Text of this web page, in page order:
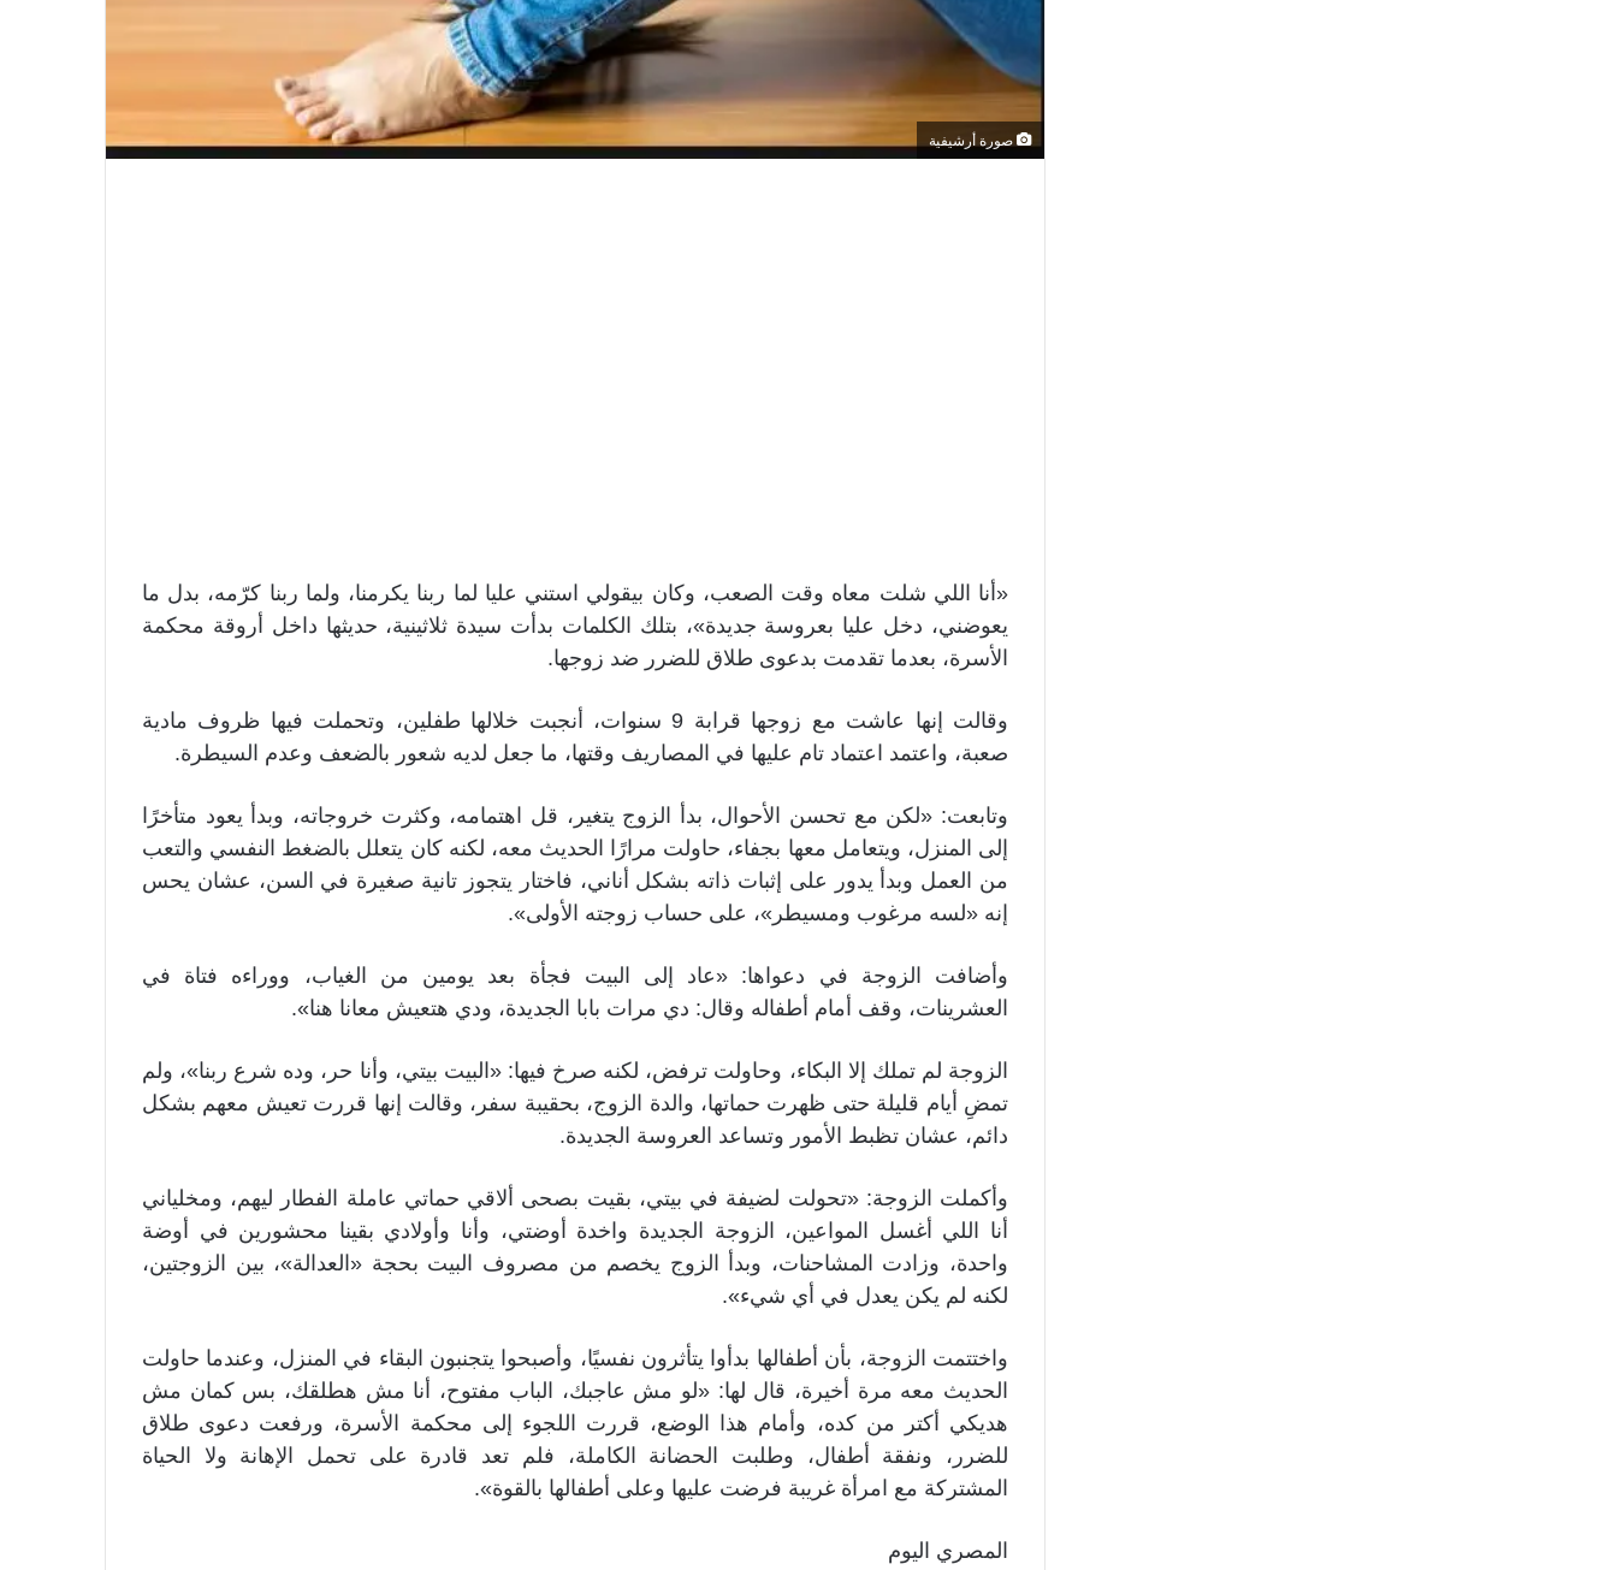
صورة أرشيفية
«أنا اللي شلت معاه وقت الصعب، وكان بيقولي استني عليا لما ربنا يكرمنا، ولما ربنا كرّمه، بدل ما
يعوضني، دخل عليا بعروسة جديدة»، بتلك الكلمات بدأت سيدة ثلاثينية، حديثها داخل أروقة محكمة
الأسرة، بعدما تقدمت بدعوى طلاق للضرر ضد زوجها.
وقالت إنها عاشت مع زوجها قرابة 9 سنوات، أنجبت خلالها طفلين، وتحملت فيها ظروف مادية
صعبة، واعتمد اعتماد تام عليها في المصاريف وقتها، ما جعل لديه شعور بالضعف وعدم السيطرة.
وتابعت: «لكن مع تحسن الأحوال، بدأ الزوج يتغير، قل اهتمامه، وكثرت خروجاته، وبدأ يعود متأخرًا
إلى المنزل، ويتعامل معها بجفاء، حاولت مرارًا الحديث معه، لكنه كان يتعلل بالضغط النفسي والتعب
من العمل وبدأ يدور على إثبات ذاته بشكل أناني، فاختار يتجوز تانية صغيرة في السن، عشان يحس
إنه «لسه مرغوب ومسيطر»، على حساب زوجته الأولى».
وأضافت الزوجة في دعواها: «عاد إلى البيت فجأة بعد يومين من الغياب، ووراءه فتاة في
العشرينات، وقف أمام أطفاله وقال: دي مرات بابا الجديدة، ودي هتعيش معانا هنا».
الزوجة لم تملك إلا البكاء، وحاولت ترفض، لكنه صرخ فيها: «البيت بيتي، وأنا حر، وده شرع ربنا»، ولم
تمضِ أيام قليلة حتى ظهرت حماتها، والدة الزوج، بحقيبة سفر، وقالت إنها قررت تعيش معهم بشكل
دائم، عشان تظبط الأمور وتساعد العروسة الجديدة.
وأكملت الزوجة: «تحولت لضيفة في بيتي، بقيت بصحى ألاقي حماتي عاملة الفطار ليهم، ومخلياني
أنا اللي أغسل المواعين، الزوجة الجديدة واخدة أوضتي، وأنا وأولادي بقينا محشورين في أوضة
واحدة، وزادت المشاحنات، وبدأ الزوج يخصم من مصروف البيت بحجة «العدالة»، بين الزوجتين،
لكنه لم يكن يعدل في أي شيء».
واختتمت الزوجة، بأن أطفالها بدأوا يتأثرون نفسيًا، وأصبحوا يتجنبون البقاء في المنزل، وعندما حاولت
الحديث معه مرة أخيرة، قال لها: «لو مش عاجبك، الباب مفتوح، أنا مش هطلقك، بس كمان مش
هديكي أكتر من كده، وأمام هذا الوضع، قررت اللجوء إلى محكمة الأسرة، ورفعت دعوى طلاق
للضرر، ونفقة أطفال، وطلبت الحضانة الكاملة، فلم تعد قادرة على تحمل الإهانة ولا الحياة
المشتركة مع امرأة غريبة فرضت عليها وعلى أطفالها بالقوة».
المصري اليوم